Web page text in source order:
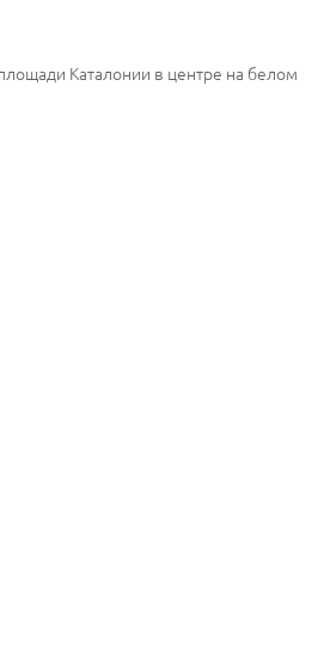
Каталонии в центре на белом